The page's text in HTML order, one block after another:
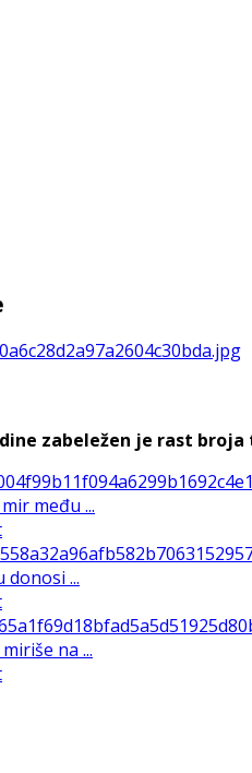
zabeležen je rast
među ...
donosi ...
na ...